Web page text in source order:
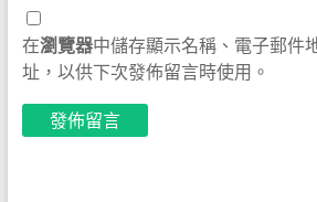
在瀏覽器中儲存顯示名稱、電子郵件
址，以供下次發佈留言時使用。